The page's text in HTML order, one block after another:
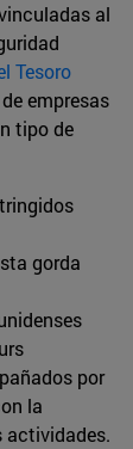
al
Tesoro
empresas
tipo de
gorda
por
la
actividades.